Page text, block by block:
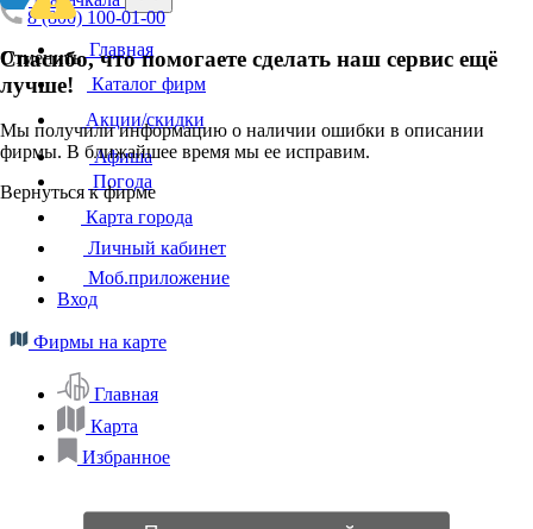
8 (800) 100-01-00
Отменить
Спасибо, что помогаете сделать наш сервис ещё
лучше!
Мы получили информацию о наличии ошибки в описании
фирмы. В ближайшее время мы ее исправим.
Вернуться к фирме
Главная
Каталог фирм
Акции/скидки
Афиша
Погода
Карта города
Личный кабинет
Моб.приложение
Вход
Фирмы на карте
Главная
Карта
Избранное